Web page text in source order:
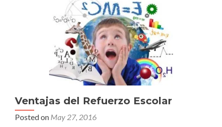
Ventajas del Refuerzo Escolar
Posted on May 27, 2016